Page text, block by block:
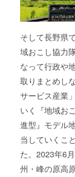
そして長野県
域おこし協力
なって行政や
取りまとめし
サービス産業
いく『地域お
進型』モデル
当していくこ
た。2023年6
州・峰の原高